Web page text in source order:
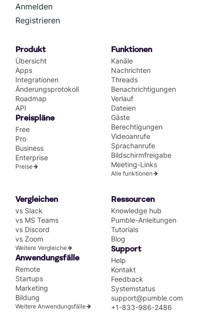
Anmelden
Registrieren
Produkt
Übersicht
Apps
Integrationen
Änderungsprotokoll
Roadmap
API
Preispläne
Free
Pro
Business
Enterprise
Preise
Funktionen
Kanäle
Nachrichten
Threads
Benachrichtigungen
Verlauf
Dateien
Gäste
Berechtigungen
Videoanrufe
Sprachanrufe
Bildschirmfreigabe
Meeting-Links
Alle funktionen
Vergleichen
vs Slack
vs MS Teams
vs Discord
vs Zoom
Weitere Vergleiche
Anwendungsfälle
Remote
Startups
Marketing
Bildung
Weitere Anwendungsfälle
Ressourcen
Knowledge hub
Pumble-Anleitungen
Tutorials
Blog
Support
Help
Kontakt
Feedback
Systemstatus
support@pumble.com
+1-833-986-2486